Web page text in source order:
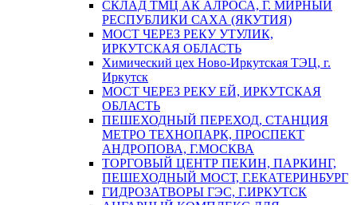
СКЛАД ТМЦ АК АЛРОСА, Г. МИРНЫЙ
РЕСПУБЛИКИ САХА (ЯКУТИЯ)
МОСТ ЧЕРЕЗ РЕКУ УТУЛИК,
ИРКУТСКАЯ ОБЛАСТЬ
Химический цех Ново-Иркутская ТЭЦ, г.
Иркутск
МОСТ ЧЕРЕЗ РЕКУ ЕЙ, ИРКУТСКАЯ
ОБЛАСТЬ
ПЕШЕХОДНЫЙ ПЕРЕХОД, СТАНЦИЯ
МЕТРО ТЕХНОПАРК, ПРОСПЕКТ
АНДРОПОВА, Г.МОСКВА
ТОРГОВЫЙ ЦЕНТР ПЕКИН, ПАРКИНГ,
ПЕШЕХОДНЫЙ МОСТ, Г.ЕКАТЕРИНБУРГ
ГИДРОЗАТВОРЫ ГЭС, Г.ИРКУТСК